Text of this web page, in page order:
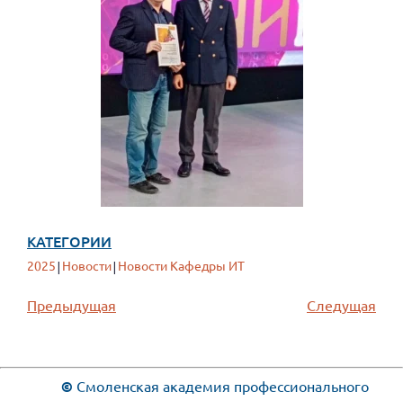
КАТЕГОРИИ
2025| Новости| Новости Кафедры ИТ
Предыдущая Следущая
© Смоленская академия профессионального